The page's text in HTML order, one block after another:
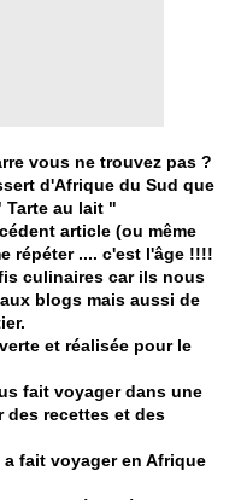
vous ne trouvez pas ?
d'Afrique du Sud que
Tarte au lait "
article (ou même
répéter .... c'est l'âge !!!!
culinaires car ils nous
blogs mais aussi de
et réalisée pour le
fait voyager dans une
des recettes et des
fait voyager en Afrique